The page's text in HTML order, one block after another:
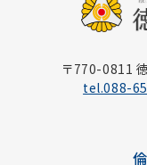
〒770-0811
tel.088-